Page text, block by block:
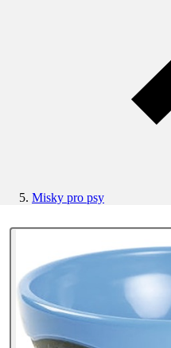
Misky pro psy